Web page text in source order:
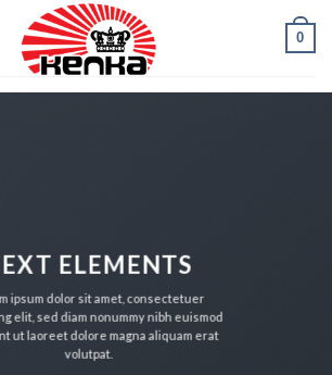
0
ELEMENTS
ipsum dolor sit amet, consectetuer
elit, sed diam nonummy nibh euismod
ut laoreet dolore magna aliquam erat
volutpat.